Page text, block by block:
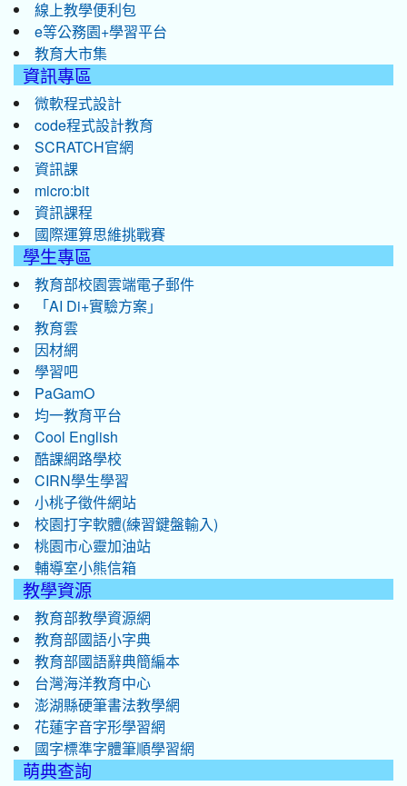
線上教學便利包
e等公務園+學習平台
教育大市集
資訊專區
微軟程式設計
code程式設計教育
SCRATCH官網
資訊課
micro:bit
資訊課程
國際運算思維挑戰賽
學生專區
教育部校園雲端電子郵件
「AI Di+實驗方案」
教育雲
因材網
學習吧
PaGamO
均一教育平台
Cool English
酷課網路學校
CIRN學生學習
小桃子徵件網站
校園打字軟體(練習鍵盤輸入)
桃園市心靈加油站
輔導室小熊信箱
教學資源
教育部教學資源網
教育部國語小字典
教育部國語辭典簡編本
台灣海洋教育中心
澎湖縣硬筆書法教學網
花蓮字音字形學習網
國字標準字體筆順學習網
萌典查詢